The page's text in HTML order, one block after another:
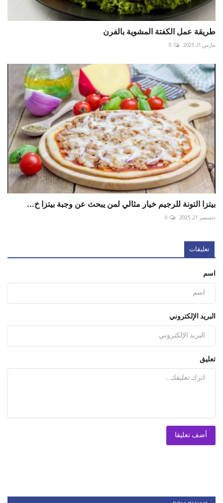
طريقة عمل الكفتة المشوية بالفرن
مارس 11, 2025 0
بيتزا التونة للرجيم خيار مثالي لمن يبحث عن وجبة بيتزا خ...
ديسمبر 21, 2025 0
تعليقات
اسم
البريد الإلكتروني
تعليق
أضف تعليقا